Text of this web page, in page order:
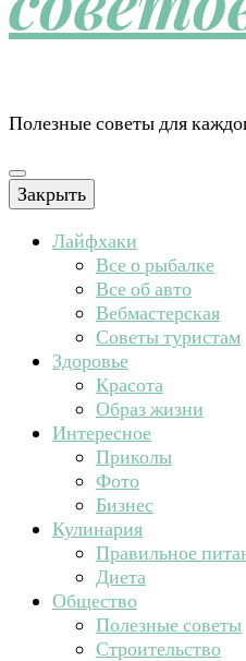
Полезные советы для
Закрыть
Лайфхаки
Все о рыбалке
Все об авто
Вебмастерская
Советы туристам
Здоровье
Красота
Образ жизни
Интересное
Приколы
Фото
Бизнес
Кулинария
Правильное
Диета
Общество
Полезные советы
Строительство